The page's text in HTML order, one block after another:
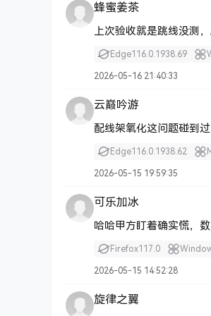
蜂蜜姜茶
上次验收就是跳线没测
Edge116.0.1938.69
2026-05-16 21:40:33
云巅吟游
配线架氧化这问题碰到
Edge116.0.1938.62
2026-05-15 19:59:35
可乐加冰
哈哈甲方盯着确实慌，
Firefox117.0
2026-05-15 14:52:28
旋律之翼